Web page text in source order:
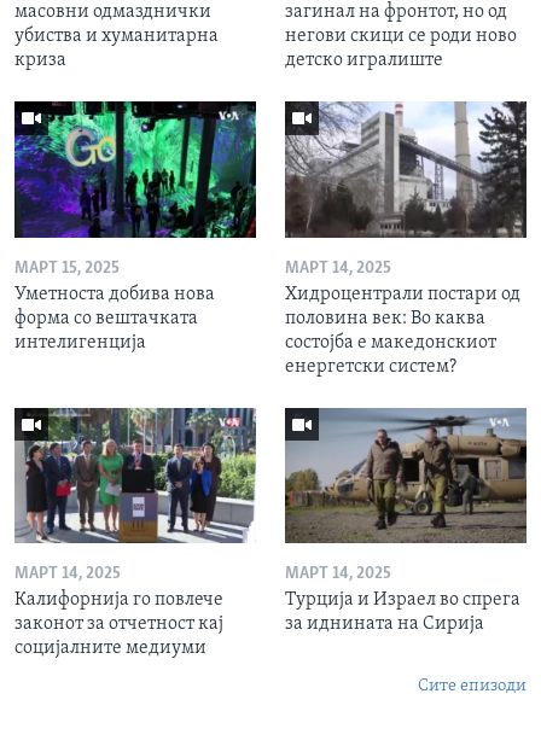
масовни одмазднички
убиства и хуманитарна
криза
загинал на фронтот, но од
негови скици се роди ново
детско игралиште
МАРТ 15, 2025
Уметноста добива нова
форма со вештачката
интелигенција
МАРТ 14, 2025
Хидроцентрали постари од
половина век: Во каква
состојба е македонскиот
енергетски систем?
МАРТ 14, 2025
Калифорнија го повлече
законот за отчетност кај
социјалните медиуми
МАРТ 14, 2025
Турција и Израел во спрега
за иднината на Сирија
Сите епизоди